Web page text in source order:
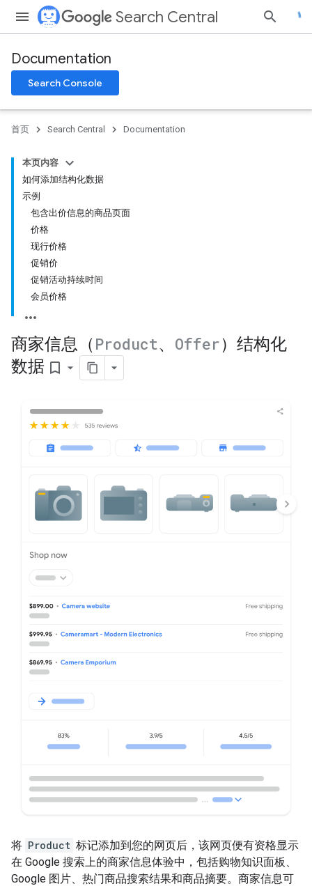
Search Central
Documentation
Search Console
首页 Search Central Documentation
本页内容
如何添加结构化数据
示例
包含出价信息的商品页面
价格
现行价格
促销价
促销活动持续时间
会员价格
商家信息（Product、 Offer）结构化
数据 bookmark_border
将 Product 标记添加到您的网页后，该网页便有资格显示
在 Google 搜索上的商家信息体验中，包括购物知识面板、
Google 图片、热门商品搜索结果和商品摘要。商家信息可